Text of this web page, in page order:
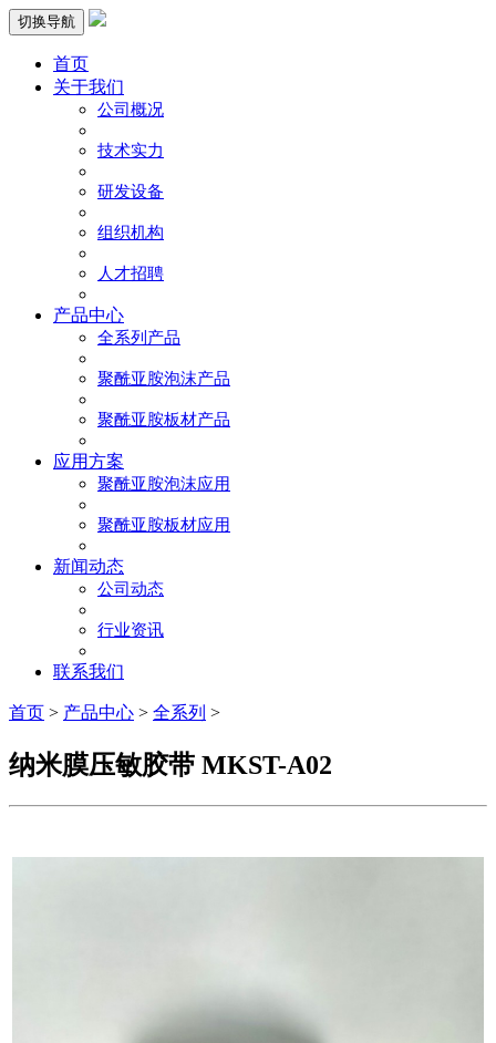
切换导航
首页
关于我们
公司概况
技术实力
研发设备
组织机构
人才招聘
产品中心
全系列产品
聚酰亚胺泡沫产品
聚酰亚胺板材产品
应用方案
聚酰亚胺泡沫应用
聚酰亚胺板材应用
新闻动态
公司动态
行业资讯
联系我们
首页 > 产品中心 > 全系列 >
纳米膜压敏胶带 MKST-A02